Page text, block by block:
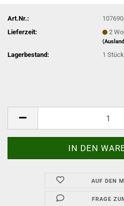
Art.Nr.:
Lieferzeit:
2
Lagerbestand: 1Stück
AUF DEN
FRAGE